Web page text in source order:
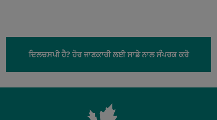
ਦਿਲਚਸਪੀ ਹੈ? ਹੋਰ ਜਾਣਕਾਰੀ ਲਈ ਸਾਡੇ ਨਾਲ ਸੰਪਰਕ ਕਰੋ